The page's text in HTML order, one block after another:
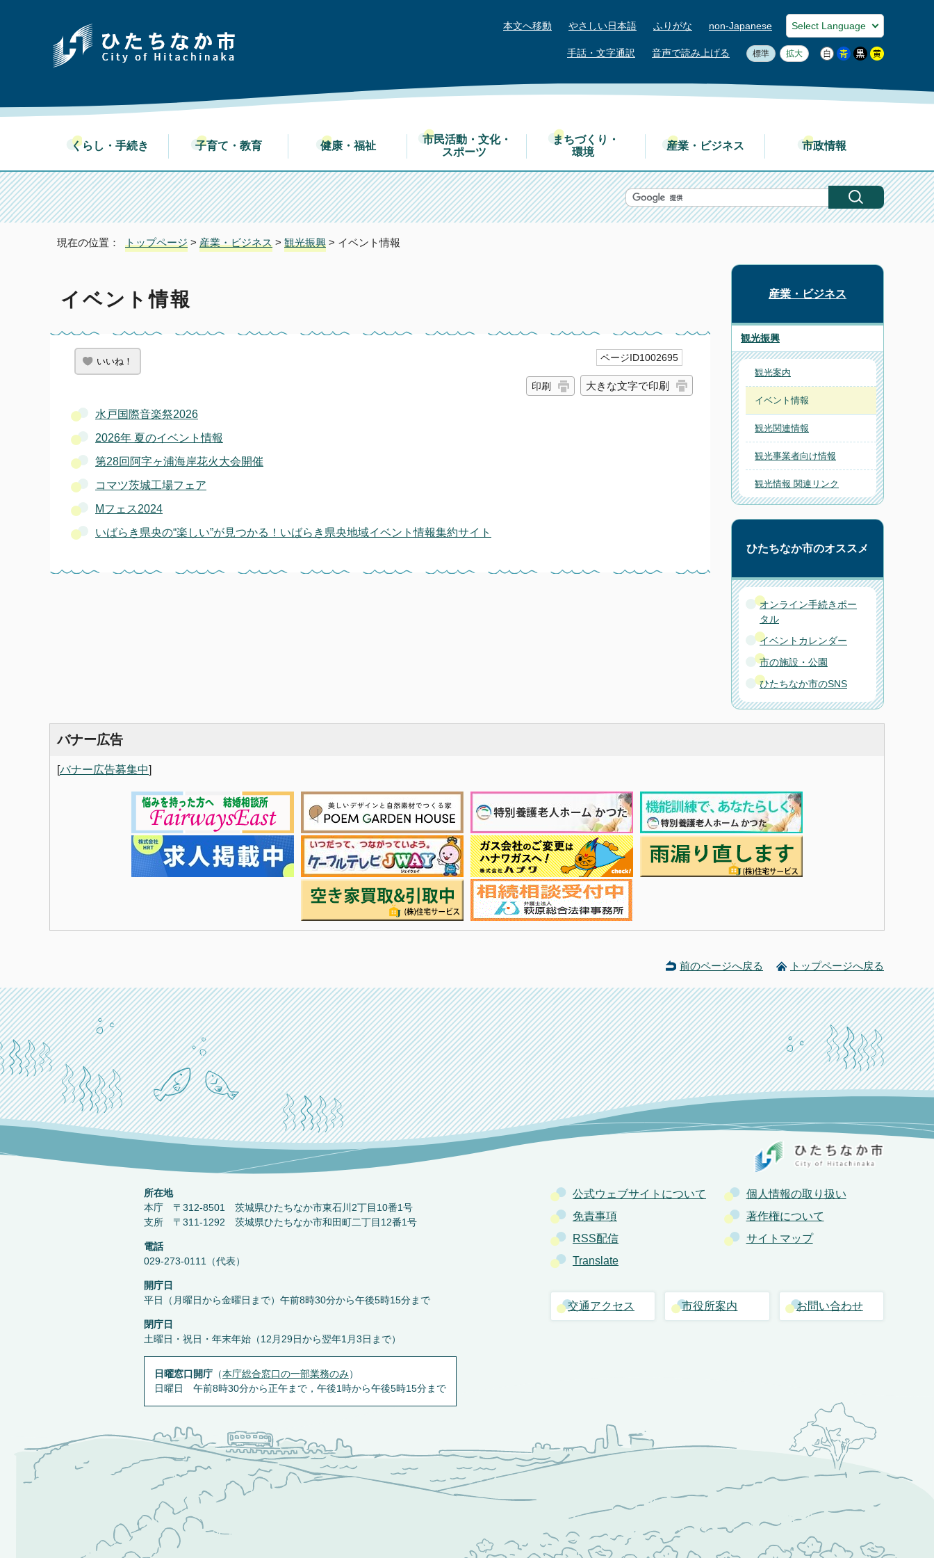
本文へ移動 やさしい日本語 ふりがな non-Japanese
手話・文字通訳 音声で読み上げる 標準 拡大
くらし・手続き 子育て・教育 健康・福祉
市民活動・文化・
スポーツ
まちづくり・
環境
産業・ビジネス 市政情報
現在の位置： トップページ > 産業・ビジネス > 観光振興 > イベント情報
イベント情報
いいね！ ページID1002695
印刷 大きな文字で印刷
水戸国際音楽祭2026
2026年 夏のイベント情報
第28回阿字ヶ浦海岸花火大会開催
コマツ茨城工場フェア
Mフェス2024
いばらき県央の“楽しい”が見つかる！いばらき県央地域イベント情報集約サイト
産業・ビジネス
観光振興
観光案内
イベント情報
観光関連情報
観光事業者向け情報
観光情報 関連リンク
ひたちなか市のオススメ
オンライン手続きポー
タル
イベントカレンダー
市の施設・公園
ひたちなか市のSNS
バナー広告
[バナー広告募集中]
前のページへ戻る トップページへ戻る
公式ウェブサイトについて
個人情報の取り扱い
免責事項
著作権について
RSS配信
サイトマップ
Translate
交通アクセス 市役所案内 お問い合わせ
所在地
本庁 〒312-8501 茨城県ひたちなか市東石川2丁目10番1号
支所 〒311-1292 茨城県ひたちなか市和田町二丁目12番1号
電話
029-273-0111（代表）
開庁日
平日（月曜日から金曜日まで）午前8時30分から午後5時15分まで
閉庁日
土曜日・祝日・年末年始（12月29日から翌年1月3日まで）
日曜窓口開庁 （本庁総合窓口の一部業務のみ）
日曜日 午前8時30分から正午まで，午後1時から午後5時15分まで